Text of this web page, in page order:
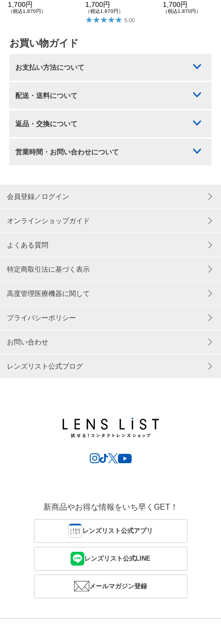
1,700円
（税込1,870円）
1,700円
（税込1,870円）
5.00
1,700円
（税込1,870円）
お買い物ガイド
お支払い方法について
配送・送料について
返品・交換について
営業時間・お問い合わせについて
会員登録／ログイン
オンラインショップガイド
よくある質問
特定商取引法に基づく表示
高度管理医療機器に関して
プライバシーポリシー
お問い合わせ
レンズリスト公式ブログ
新商品やお得な情報をいち早くGET！
レンズリスト公式アプリ
レンズリスト公式LINE
メールマガジン登録